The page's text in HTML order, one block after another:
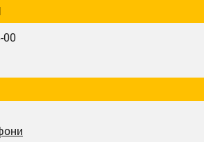
00